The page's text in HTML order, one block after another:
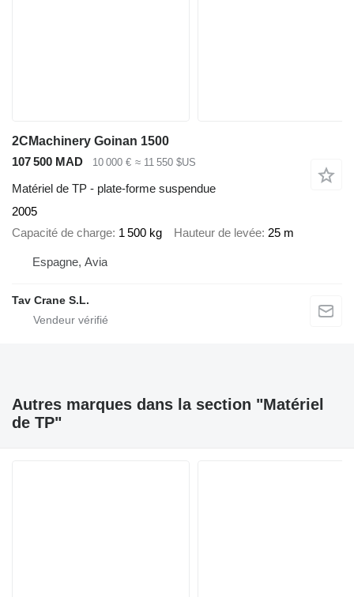
2CMachinery Goinan 1500
107 500 MAD
10 000 € ≈ 11 550 $US
Matériel de TP - plate-forme suspendue
2005
Capacité de charge 1 500 kg Hauteur de levée 25 m
Espagne, Avia
Tav Crane S.L.
Autres marques dans la section "Matériel
de TP"